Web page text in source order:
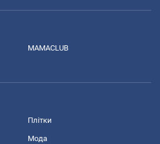
MAMACLUB
Плітки
Мода